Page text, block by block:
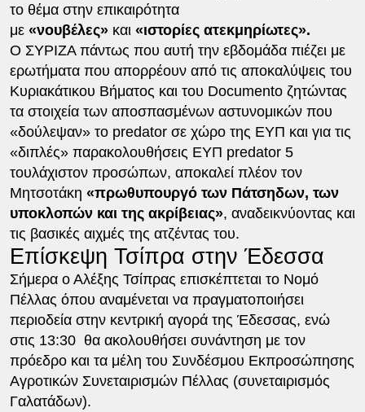
το θέμα στην επικαιρότητα
με «νουβέλες»και «ιστορίες ατεκμηρίωτες».
Ο ΣΥΡΙΖΑ πάντως που αυτή την εβδομάδα πιέζει με
ερωτήματα που απορρέουν από τις αποκαλύψεις του
Κυριακάτικου Βήματος και του Documento ζητώντας
τα στοιχεία των αποσπασμένων αστυνομικών που
«δούλεψαν» το predator σε χώρο της ΕΥΠ και για τις
«διπλές» παρακολουθήσεις EYΠ predator 5
τουλάχιστον προσώπων, αποκαλεί πλέον τον
Μητσοτάκη «πρωθυπουργό των Πάτσηδων, των
υποκλοπών και της ακρίβειας», αναδεικνύοντας και
τις βασικές αιχμές της ατζέντας του.
Επίσκεψη Τσίπρα στην Έδεσσα
Σήμερα ο Αλέξης Τσίπρας επισκέπτεται το Νομό
Πέλλας όπου αναμένεται να πραγματοποιήσει
περιοδεία στην κεντρική αγορά της Έδεσσας, ενώ
στις 13:30 θα ακολουθήσει συνάντηση με τον
πρόεδρο και τα μέλη του Συνδέσμου Εκπροσώπησης
Αγροτικών Συνεταιρισμών Πέλλας (συνεταιρισμός
Γαλατάδων).